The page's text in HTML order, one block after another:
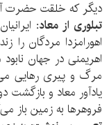
دیگر که خلقت حضرت
تبلوری از معاد:
اهورامزدا مردگان
اهریمنی در جهان
مرگ و پیری رهایی
یادآور معاد و بازگشت
فروهرها به زمین باز